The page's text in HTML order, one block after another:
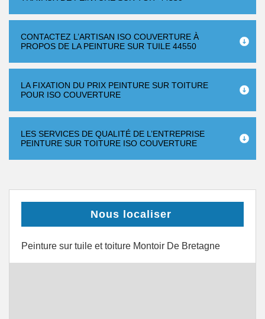
CONTACTEZ L’ARTISAN ISO COUVERTURE À
PROPOS DE LA PEINTURE SUR TUILE 44550
LA FIXATION DU PRIX PEINTURE SUR TOITURE
POUR ISO COUVERTURE
LES SERVICES DE QUALITÉ DE L’ENTREPRISE
PEINTURE SUR TOITURE ISO COUVERTURE
Nous localiser
Peinture sur tuile et toiture Montoir De Bretagne